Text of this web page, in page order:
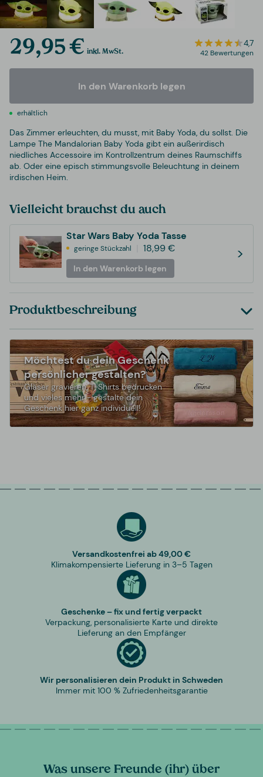
29,95 € inkl. MwSt.
4,7
42 Bewertungen
In den Warenkorb legen
erhältlich
Das Zimmer erleuchten, du musst, mit Baby Yoda, du sollst. Die
Lampe The Mandalorian Baby Yoda gibt ein außerirdisch
niedliches Accessoire im Kontrollzentrum deines Raumschiffs
ab. Oder eine episch stimmungsvolle Beleuchtung in deinem
irdischen Heim.
Vielleicht brauchst du auch
Star Wars Baby Yoda Tasse
geringe Stückzahl 18,99 €
In den Warenkorb legen
>
Produktbeschreibung
Möchtest du dein Geschenk
persönlicher gestalten?
Gläser gravieren, T-Shirts bedrucken
und vieles mehr - gestalte dein
Geschenk hier ganz individuell!
Versandkostenfrei ab 49,00 €
Klimakompensierte Lieferung in 3–5 Tagen
Geschenke – fix und fertig verpackt
Verpackung, personalisierte Karte und direkte
Lieferung an den Empfänger
Wir personalisieren dein Produkt in Schweden
Immer mit 100 % Zufriedenheitsgarantie
Was unsere Freunde (ihr) über